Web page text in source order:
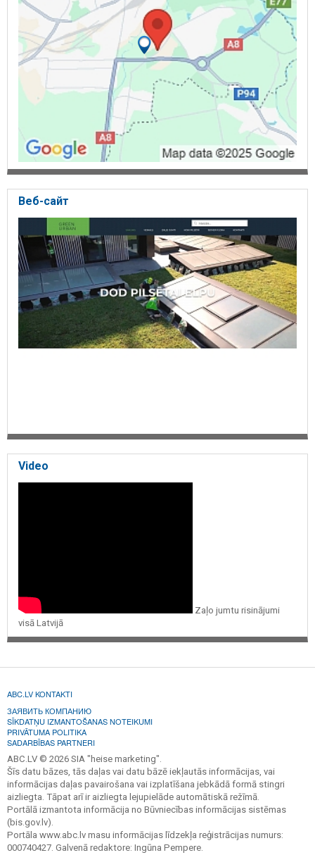
Веб-сайт
Video
Zaļo jumtu risinājumi
visā Latvijā
ABC.LV KONTAKTI
ЗАЯВИТЬ КОМПАНИЮ
SĪKDATŅU IZMANTOŠANAS NOTEIKUMI
PRIVĀTUMA POLITIKA
SADARBĪBAS PARTNERI
ABC.LV © 2026 SIA "heise marketing".
Šīs datu bāzes, tās daļas vai datu bāzē iekļautās informācijas, vai
informācijas daļas pavairošana vai izplatīšana jebkādā formā stingri
aizliegta. Tāpat arī ir aizliegta lejupielāde automātiskā režīmā.
Portālā izmantota informācija no Būvniecības informācijas sistēmas
(bis.gov.lv).
Portāla www.abc.lv masu informācijas līdzekļa reģistrācijas numurs:
000740427. Galvenā redaktore: Ingūna Pempere.